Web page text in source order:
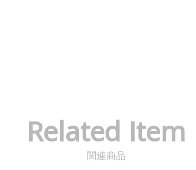
Related Item
関連商品